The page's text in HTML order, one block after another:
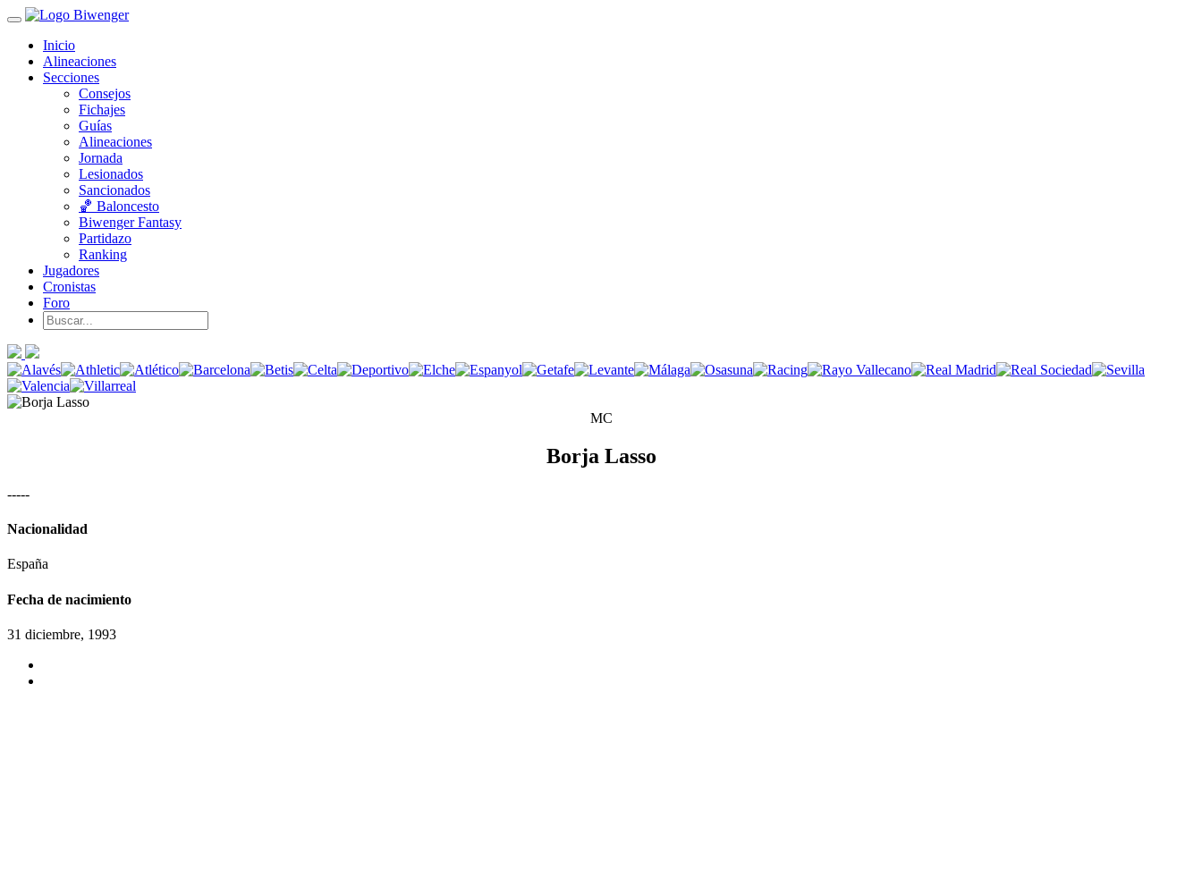
Inicio
Alineaciones
Secciones
Consejos
Fichajes
Guías
Alineaciones
Jornada
Lesionados
Sancionados
🏀 Baloncesto
Biwenger Fantasy
Partidazo
Ranking
Jugadores
Cronistas
Foro
MC
Borja Lasso
-----
Nacionalidad
España
Fecha de nacimiento
31 diciembre, 1993